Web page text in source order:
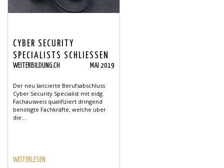
CYBER SECURITY
SPECIALISTS SCHLIESSEN
SICHERHEITS- UND
WEITERBILDUNG.CH MAI 2019
Der neu lancierte Berufsabschluss
Cyber Security Specialist mit eidg.
Fachausweis qualifiziert dringend
benötigte Fachkräfte, welche über
die...
WEITERLESEN